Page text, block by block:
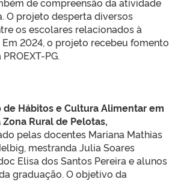
O projeto desperta diversos
os escolares relacionados à
2024, o projeto recebeu fomento
PG.
de Hábitos e Cultura Alimentar em
Rural de Pelotas,
pelas docentes Mariana Mathias
mestranda Julia Soares
Elisa dos Santos Pereira e alunos
graduação. O objetivo da